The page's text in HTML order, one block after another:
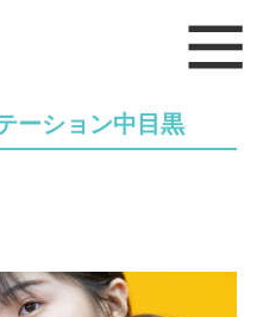
ーション中目黒